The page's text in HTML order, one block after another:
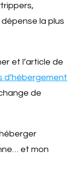
la plus
et l’article de
d’hébergement
de
et mon